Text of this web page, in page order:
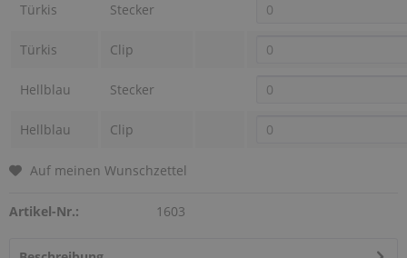
Türkis Stecker
Türkis Clip
Hellblau Stecker
Hellblau Clip
Auf meinen Wunschzettel
Artikel-Nr.: 1603